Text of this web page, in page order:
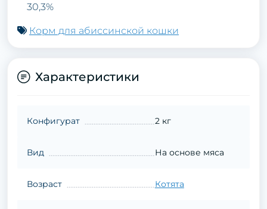
30,3%
Корм для абиссинской кошки
Характеристики
Конфигурат 2 кг
Вид На основе мяса
Возраст Котята